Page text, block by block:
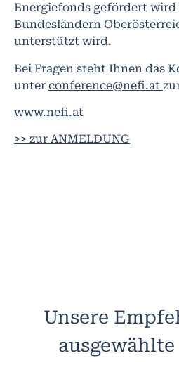
Energiefonds gefördert
Bundesländern
unterstützt wird.
Bei Fragen steht Ihnen das
unter conference@nefi.at
www.nefi.at
>> zur ANMELDUNG
Unsere